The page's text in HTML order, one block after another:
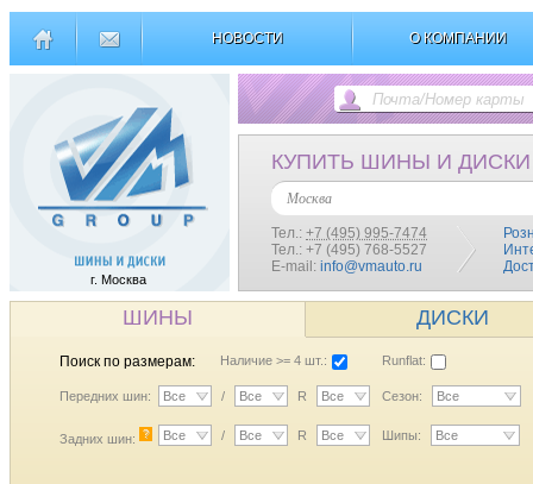
НОВОСТИ О КОМПАНИИ
г. Москва
КУПИТЬ ШИНЫ И ДИСКИ
Москва
Тел.: +7 (495) 995-7474
Тел.: +7 (495) 768-5527
E-mail: info@vmauto.ru
ШИНЫ ДИСКИ
Поиск по размерам: Наличие >= 4 шт.: Runflat:
Передних шин: Все / Все R Все Сезон: Все
Задних шин: ? Все / Все R Все Шипы: Все